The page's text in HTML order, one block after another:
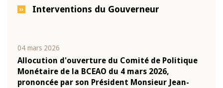
Interventions du Gouverneur
04 mars 2026
Allocution d'ouverture du Comité de Politique
Monétaire de la BCEAO du 4 mars 2026,
prononcée par son Président Monsieur Jean-